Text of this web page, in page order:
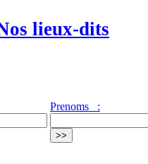
lieux-dits
Prenoms :